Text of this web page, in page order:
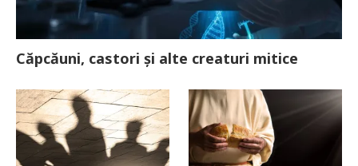
Căpcăuni, castori și alte creaturi mitice